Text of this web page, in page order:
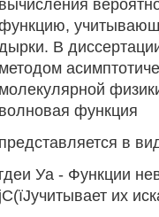
вычисления
В
методом
молекулярной
волновая функция
представляется в
гдеи Уа - Функции
jC(ïJучитывает их